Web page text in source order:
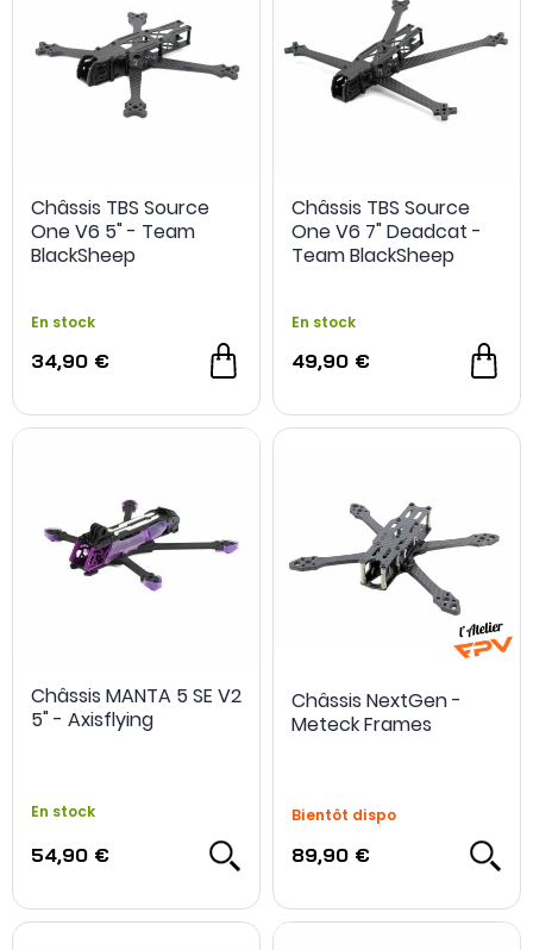
Châssis TBS Source
One V6 5" - Team
BlackSheep
En stock
34,90 €
Châssis TBS Source
One V6 7" Deadcat -
Team BlackSheep
En stock
49,90 €
Châssis MANTA 5 SE V2
5" - Axisflying
En stock
54,90 €
Châssis NextGen -
Meteck Frames
Bientôt dispo
89,90 €